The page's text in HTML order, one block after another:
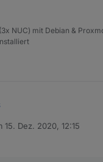
NUC) mit Debian &
schreibweise um
15. Dez. 2020, 12:15
von